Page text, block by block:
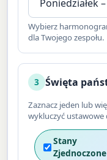
Wybierz
dla Twojego zespołu.
3 Święta
Zaznacz jeden lub
wykluczyć ustawowe
Stany
Zjednoczone